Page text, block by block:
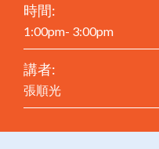
時間:
1:00pm- 3:00pm
講者:
張順光